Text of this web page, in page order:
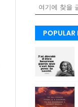
POPULAR